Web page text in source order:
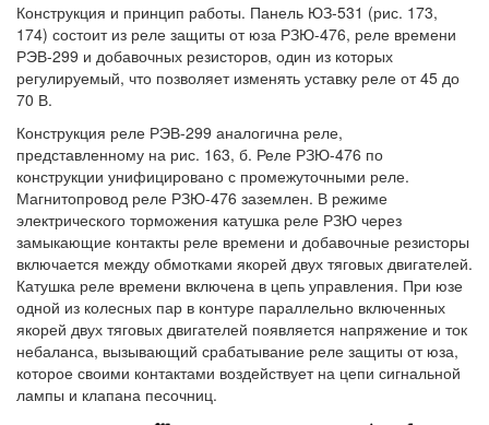
Конструкция и принцип работы. Панель ЮЗ-531 (рис. 173,
174) состоит из реле защиты от юза РЗЮ-476, реле времени
РЭВ-299 и добавочных резисторов, один из которых
регулируемый, что позволяет изменять уставку реле от 45 до
70 В.
Конструкция реле РЭВ-299 аналогична реле,
представленному на рис. 163, б. Реле РЗЮ-476 по
конструкции унифицировано с промежуточными реле.
Магнитопровод реле РЗЮ-476 заземлен. В режиме
электрического торможения катушка реле РЗЮ через
замыкающие контакты реле времени и добавочные резисторы
включается между обмотками якорей двух тяговых двигателей.
Катушка реле времени включена в цепь управления. При юзе
одной из колесных пар в контуре параллельно включенных
якорей двух тяговых двигателей появляется напряжение и ток
небаланса, вызывающий срабатывание реле защиты от юза,
которое своими контактами воздействует на цепи сигнальной
лампы и клапана песочниц.